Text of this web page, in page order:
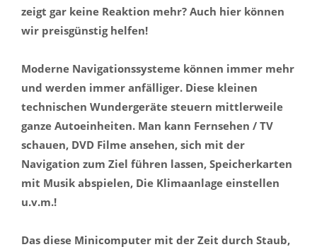
zeigt gar keine Reaktion mehr? Auch hier können
wir preisgünstig helfen!
Moderne Navigationssysteme können immer mehr
und werden immer anfälliger. Diese kleinen
technischen Wundergeräte steuern mittlerweile
ganze Autoeinheiten. Man kann Fernsehen / TV
schauen, DVD Filme ansehen, sich mit der
Navigation zum Ziel führen lassen, Speicherkarten
mit Musik abspielen, Die Klimaanlage einstellen
u.v.m.!
Das diese Minicomputer mit der Zeit durch Staub,